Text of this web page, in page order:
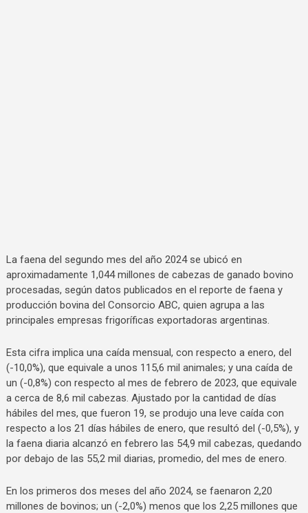
La faena del segundo mes del año 2024 se ubicó en
aproximadamente 1,044 millones de cabezas de ganado bovino
procesadas, según datos publicados en el reporte de faena y
producción bovina del Consorcio ABC, quien agrupa a las
principales empresas frigoríficas exportadoras argentinas.
Esta cifra implica una caída mensual, con respecto a enero, del
(-10,0%), que equivale a unos 115,6 mil animales; y una caída de
un (-0,8%) con respecto al mes de febrero de 2023, que equivale
a cerca de 8,6 mil cabezas. Ajustado por la cantidad de días
hábiles del mes, que fueron 19, se produjo una leve caída con
respecto a los 21 días hábiles de enero, que resultó del (-0,5%), y
la faena diaria alcanzó en febrero las 54,9 mil cabezas, quedando
por debajo de las 55,2 mil diarias, promedio, del mes de enero.
En los primeros dos meses del año 2024, se faenaron 2,20
millones de bovinos; un (-2,0%) menos que los 2,25 millones que